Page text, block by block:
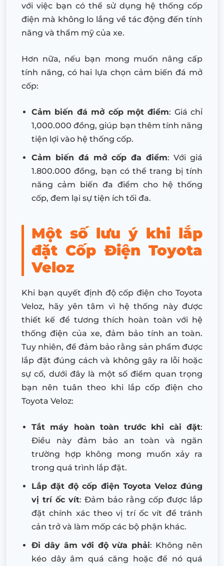
với việc bạn có thể sử dụng hệ thống cốp
điện mà không lo lắng về tác động đến tính
năng và thẩm mỹ của xe.
Hơn nữa, nếu bạn mong muốn nâng cấp
tính năng, có hai lựa chọn cảm biến đá mở
cốp:
Cảm biến đá mở cốp một điểm: Giá chỉ
1,000.000 đồng, giúp bạn thêm tính năng
tiện lợi vào hệ thống cốp.
Cảm biến đá mở cốp đa điểm: Với giá
1.800.000 đồng, bạn có thể trang bị tính
năng cảm biến đa điểm cho hệ thống
cốp, đem lại sự tiện ích tối đa.
Một số lưu ý khi lắp
đặt Cốp Điện Toyota
Veloz
Khi bạn quyết định độ cốp điện cho Toyota
Veloz, hãy yên tâm vì hệ thống này được
thiết kế để tương thích hoàn toàn với hệ
thống điện của xe, đảm bảo tính an toàn.
Tuy nhiên, để đảm bảo rằng sản phẩm được
lắp đặt đúng cách và không gây ra lỗi hoặc
sự cố, dưới đây là một số điểm quan trọng
bạn nên tuân theo khi lắp cốp điện cho
Toyota Veloz:
Tắt máy hoàn toàn trước khi cài đặt:
Điều này đảm bảo an toàn và ngăn
trường hợp không mong muốn xảy ra
trong quá trình lắp đặt.
Lắp đặt độ cốp điện Toyota Veloz đúng
vị trí ốc vít: Đảm bảo rằng cốp được lắp
đặt chính xác theo vị trí ốc vít để tránh
cản trở và làm mốp các bộ phận khác.
Đi dây âm với độ vừa phải: Không nên
kéo dây âm quá căng hoặc để nó quá